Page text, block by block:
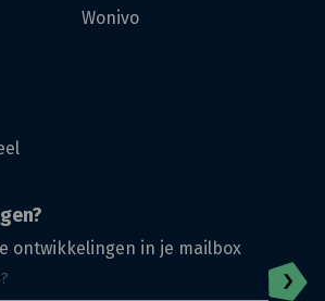
Wonivo
ontwikkelingen in je mailbox